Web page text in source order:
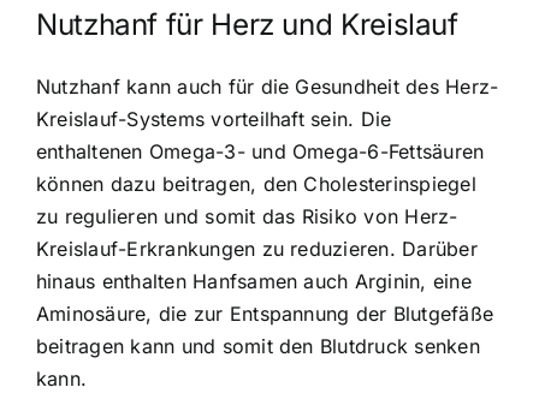
Nutzhanf für Herz und Kreislauf
Nutzhanf kann auch für die Gesundheit des Herz-
Kreislauf-Systems vorteilhaft sein. Die
enthaltenen Omega-3- und Omega-6-Fettsäuren
können dazu beitragen, den Cholesterinspiegel
zu regulieren und somit das Risiko von Herz-
Kreislauf-Erkrankungen zu reduzieren. Darüber
hinaus enthalten Hanfsamen auch Arginin, eine
Aminosäure, die zur Entspannung der Blutgefäße
beitragen kann und somit den Blutdruck senken
kann.